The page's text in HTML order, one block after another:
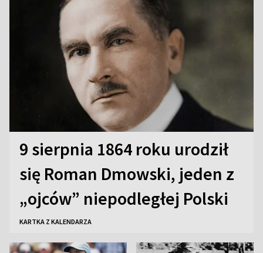
9 sierpnia 1864 roku urodził
się Roman Dmowski, jeden z
„ojców” niepodległej Polski
KARTKA Z KALENDARZA